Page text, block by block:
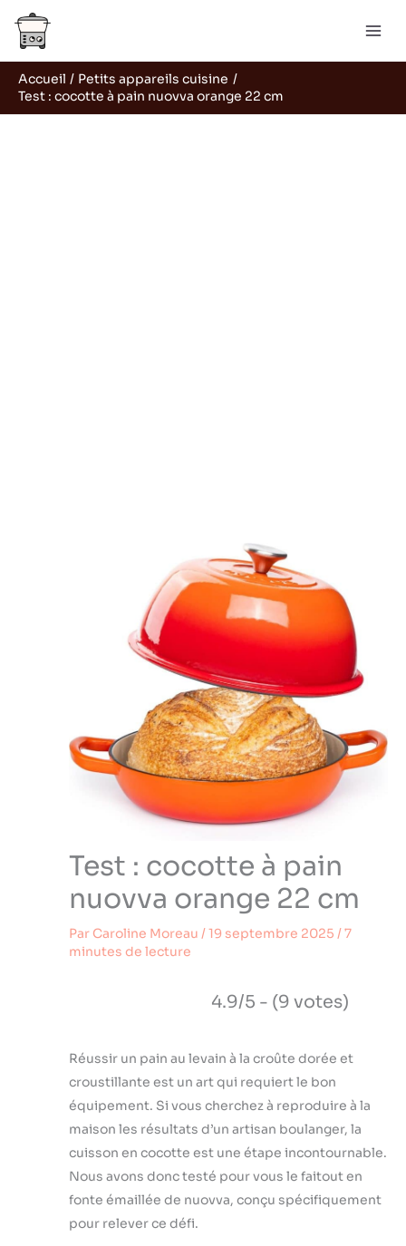
Aller
contenu
Accueil
Petits appareils cuisine
Test : cocotte à pain nuovva orange 22 cm
Test : cocotte à pain
nuovva orange 22 cm
Par Caroline Moreau /19 septembre 2025 /7
minutes de lecture
4.9/5 - (9 votes)
Réussir un pain au levain à la croûte dorée et
croustillante est un art qui requiert le bon
équipement. Si vous cherchez à reproduire à la
maison les résultats d’un artisan boulanger, la
cuisson en cocotte est une étape incontournable.
Nous avons donc testé pour vous le faitout en
fonte émaillée de nuovva, conçu spécifiquement
pour relever ce défi.
e
c
h
e